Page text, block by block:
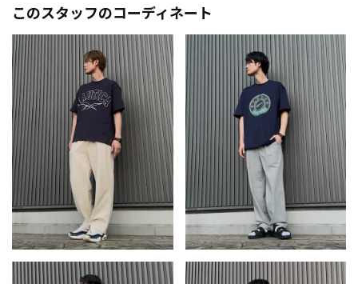
このスタッフのコーディネート